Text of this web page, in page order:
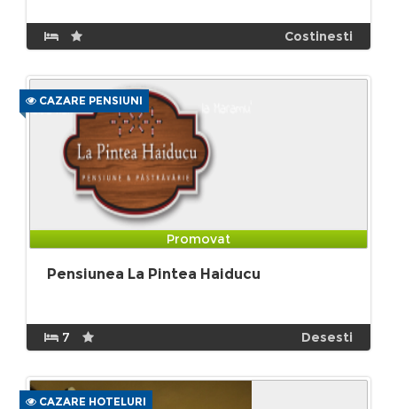
Costinesti
CAZARE PENSIUNI
Promovat
Pensiunea La Pintea Haiducu
7 Desesti
CAZARE HOTELURI